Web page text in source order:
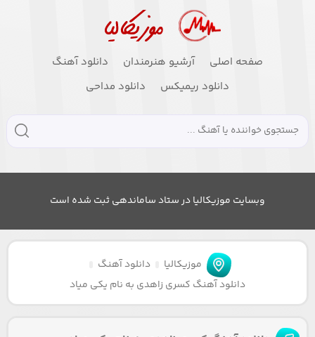
صفحه اصلی آرشیو هنرمندان
دانلود آهنگ
دانلود ریمیکس
دانلود مداحی
وبسایت موزیکالیا در ستاد ساماندهی ثبت شده است
موزیکالیا
دانلود آهنگ
دانلود آهنگ کسری زاهدی به نام یکی میاد